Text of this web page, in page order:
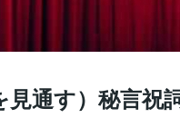
見通す）秘言